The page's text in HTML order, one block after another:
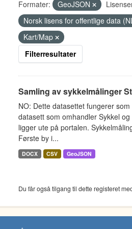
Formater:
GeoJSON
Norsk lisens for offentlige data
Kart/Map
Filterresultater
Samling av sykkelmålinger
NO: Dette datasettet fungerer
datasett som omhandler Sykkel
ligger ute på portalen.
Første by i...
DOCX CSV GeoJSON
Du får også tilgang til dette registeret